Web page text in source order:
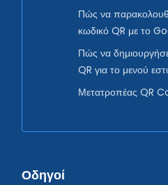
Πώς να
κωδικό QR με το
Πώς να
QR για το μενού
Μετατροπέας QR
Οδηγοί